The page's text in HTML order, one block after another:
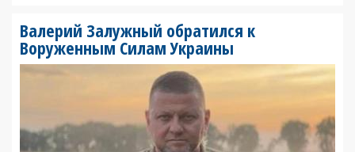
Валерий Залужный обратился к
Воруженным Силам Украины